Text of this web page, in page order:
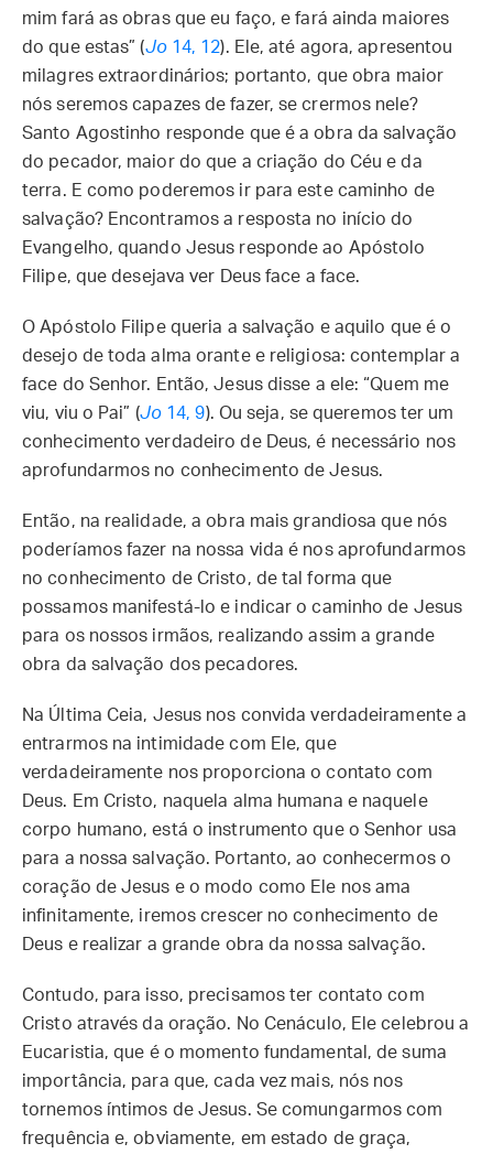
mim fará as obras que eu faço, e fará ainda maiores
do que estas” (Jo14, 12). Ele, até agora, apresentou
milagres extraordinários; portanto, que obra maior
nós seremos capazes de fazer, se crermos nele?
Santo Agostinho responde que é a obra da salvação
do pecador, maior do que a criação do Céu e da
terra. E como poderemos ir para este caminho de
salvação? Encontramos a resposta no início do
Evangelho, quando Jesus responde ao Apóstolo
Filipe, que desejava ver Deus face a face.
O Apóstolo Filipe queria a salvação e aquilo que é o
desejo de toda alma orante e religiosa: contemplar a
face do Senhor. Então, Jesus disse a ele: “Quem me
viu, viu o Pai” (Jo14, 9). Ou seja, se queremos ter um
conhecimento verdadeiro de Deus, é necessário nos
aprofundarmos no conhecimento de Jesus.
Então, na realidade, a obra mais grandiosa que nós
poderíamos fazer na nossa vida é nos aprofundarmos
no conhecimento de Cristo, de tal forma que
possamos manifestá-lo e indicar o caminho de Jesus
para os nossos irmãos, realizando assim a grande
obra da salvação dos pecadores.
Na Última Ceia, Jesus nos convida verdadeiramente a
entrarmos na intimidade com Ele, que
verdadeiramente nos proporciona o contato com
Deus. Em Cristo, naquela alma humana e naquele
corpo humano, está o instrumento que o Senhor usa
para a nossa salvação. Portanto, ao conhecermos o
coração de Jesus e o modo como Ele nos ama
infinitamente, iremos crescer no conhecimento de
Deus e realizar a grande obra da nossa salvação.
Contudo, para isso, precisamos ter contato com
Cristo através da oração. No Cenáculo, Ele celebrou a
Eucaristia, que é o momento fundamental, de suma
importância, para que, cada vez mais, nós nos
tornemos íntimos de Jesus. Se comungarmos com
frequência e, obviamente, em estado de graça,